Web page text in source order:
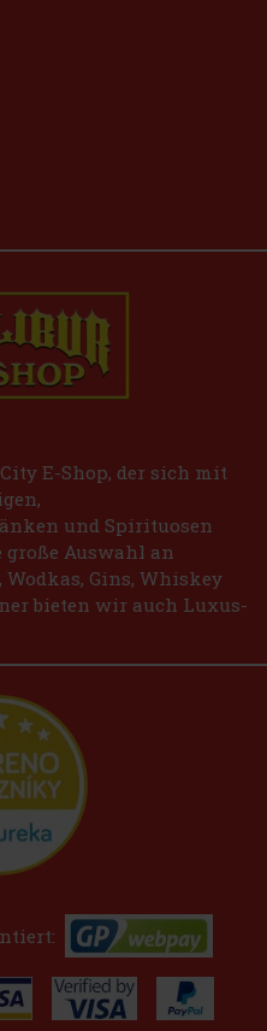
E-Shop, der sich mit
und Spirituosen
große Auswahl an
Gins, Whiskey
bieten wir auch Luxus-